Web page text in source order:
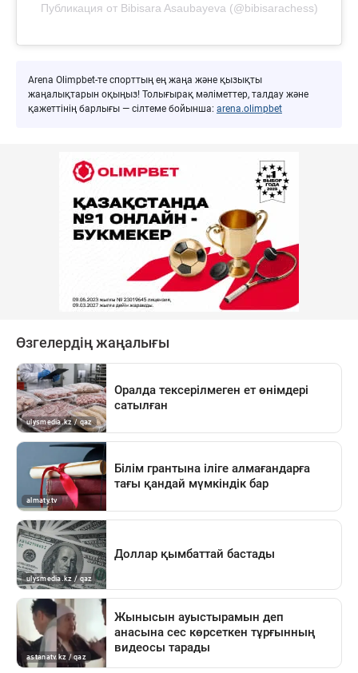
Публикация от Bibisara Asaubayeva (@bibisarachess)
Arena Olimpbet-те спорттың ең жаңа және қызықты
жаңалықтарын оқыңыз! Толығырақ мәліметтер, талдау және
қажеттінің барлығы — сілтеме бойынша: arena.olimpbet